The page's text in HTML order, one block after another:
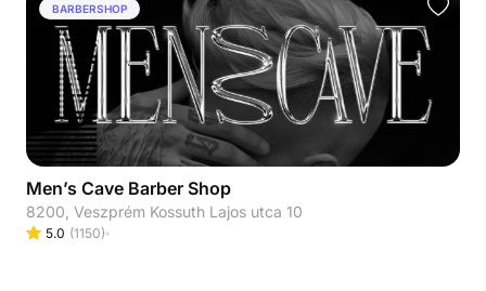
BARBERSHOP
Men’s Cave Barber Shop
8200, Veszprém Kossuth Lajos utca 10
5.0 (1150)